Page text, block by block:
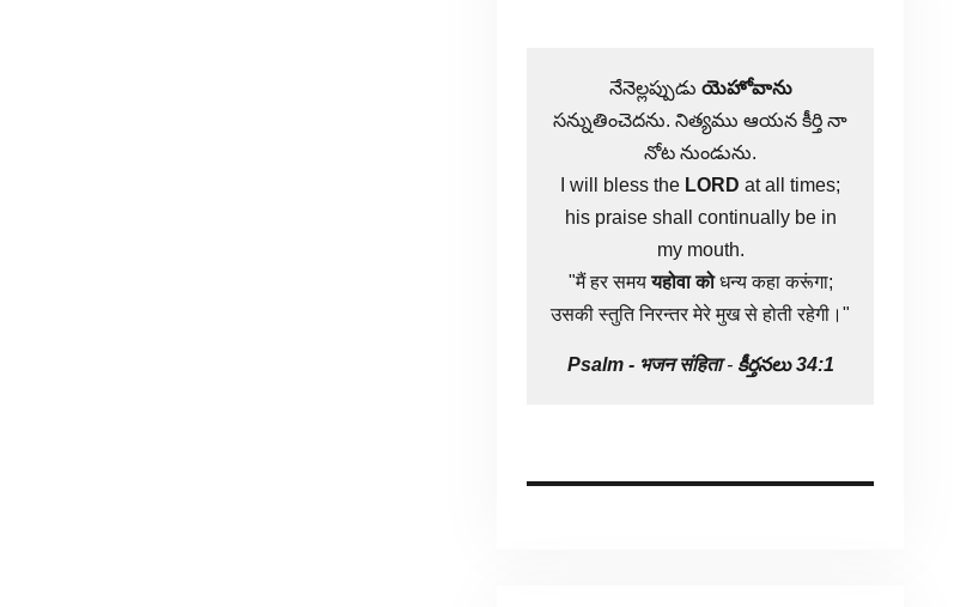
నేనెల్లప్పుడు యెహోవాను
సన్నుతించెదను. నిత్యము ఆయన కీర్తి నా
నోట నుండును.
I will bless the LORD at all times;
his praise shall continually be in
my mouth.
"मैं हर समययहोवा कोधन्य कहा करूंगा;
उसकी स्तुति निरन्तर मेरे मुख से होती रहेगी।"
Psalm - भजन संहिता- కీర్తనలు 34:1